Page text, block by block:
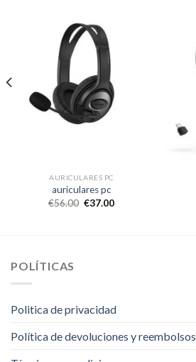
AURICULARES PC
auriculares pc
€56.00 €37.00
POLÍTICAS
Politica de privacidad
Política de devoluciones y reembolsos